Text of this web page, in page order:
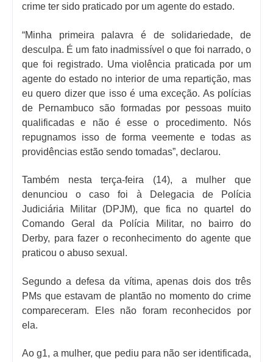
crime ter sido praticado por um agente do estado.
“Minha primeira palavra é de solidariedade, de
desculpa. É um fato inadmissível o que foi narrado, o
que foi registrado. Uma violência praticada por um
agente do estado no interior de uma repartição, mas
eu quero dizer que isso é uma exceção. As polícias
de Pernambuco são formadas por pessoas muito
qualificadas e não é esse o procedimento. Nós
repugnamos isso de forma veemente e todas as
providências estão sendo tomadas”, declarou.
Também nesta terça-feira (14), a mulher que
denunciou o caso foi à Delegacia de Polícia
Judiciária Militar (DPJM), que fica no quartel do
Comando Geral da Polícia Militar, no bairro do
Derby, para fazer o reconhecimento do agente que
praticou o abuso sexual.
Segundo a defesa da vítima, apenas dois dos três
PMs que estavam de plantão no momento do crime
compareceram. Eles não foram reconhecidos por
ela.
Ao g1, a mulher, que pediu para não ser identificada,